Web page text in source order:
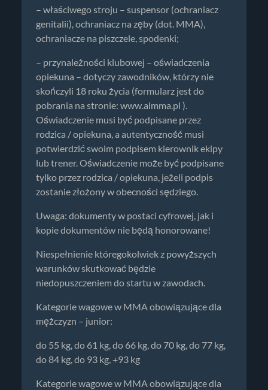
– właściwego stroju – suspensor (ochraniacz
genitalii), ochraniacz na zęby (dot. MMA),
ochraniacze na piszczele, spodenki;
– przynależności klubowej – oświadczenia
opiekuna – dotyczy zawodników, którzy nie
skończyli 18 roku życia (formularz jest do
pobrania na stronie: www.almma.pl ).
Oświadczenie musi być podpisane przez
rodzica / opiekuna, a autentyczność musi
potwierdzić swoim podpisem kierownik ekipy
lub trener. Oświadczenie może być podpisane
tylko przez rodzica / opiekuna, jeżeli podpis
zostanie złożony w obecności sędziego.
Uwaga: dokumenty w postaci cyfrowej, jak i
kopie dokumentów nie będą honorowane!
Niespełnienie któregokolwiek z powyższych
warunków skutkować będzie
niedopuszczeniem do startu w zawodach.
Kategorie wagowe w MMA obowiązujące dla
mężczyzn – junior:
do 55 kg, do 61 kg, do 66 kg, do 70 kg, do 77 kg,
do 84 kg, do 93 kg, +93 kg
Kategorie wagowe w MMA obowiązujące dla